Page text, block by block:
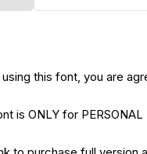
using this font, you are
is ONLY for PERSONAL